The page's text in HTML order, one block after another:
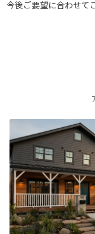
今後ご要望に合わせて